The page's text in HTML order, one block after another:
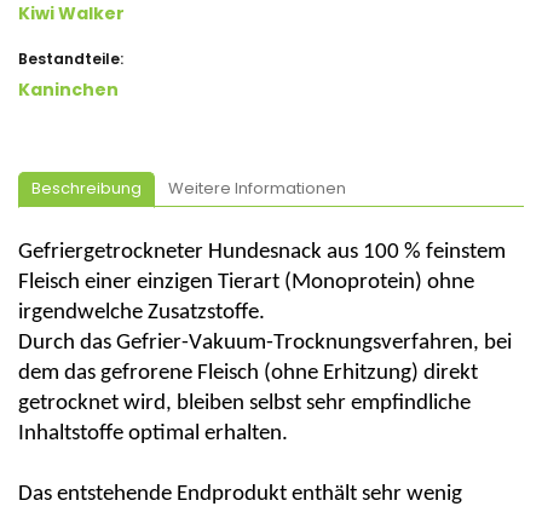
Kiwi Walker
Bestandteile:
Kaninchen
Beschreibung Weitere Informationen
Gefriergetrockneter Hundesnack aus 100 % feinstem
Fleisch einer einzigen Tierart (Monoprotein) ohne
irgendwelche Zusatzstoffe.
Durch das Gefrier-Vakuum-Trocknungsverfahren, bei
dem das gefrorene Fleisch (ohne Erhitzung) direkt
getrocknet wird, bleiben selbst sehr empfindliche
Inhaltstoffe optimal erhalten.
Das entstehende Endprodukt enthält sehr wenig